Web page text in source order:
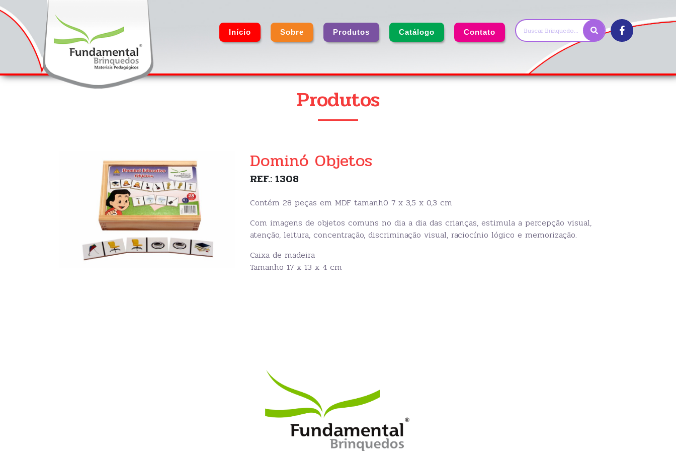
Início Sobre Produtos Catálogo Contato
Produtos
Dominó Objetos
REF.: 1308
Contém 28 peças em MDF tamanh0 7 x 3,5 x 0,3 cm
Com imagens de objetos comuns no dia a dia das crianças, estimula a percepção visual,
atenção, leitura, concentração, discriminação visual, raciocínio lógico e memorização.
Caixa de madeira
Tamanho 17 x 13 x 4 cm